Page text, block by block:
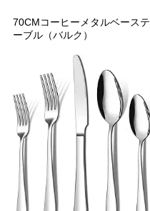
70CMコーヒーメタルベーステ
ーブル（バルク）